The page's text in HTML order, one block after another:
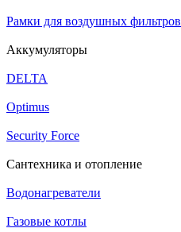
Рамки для воздушных фильтров
Аккумуляторы
DELTA
Optimus
Security Force
Сантехника и отопление
Водонагреватели
Газовые котлы